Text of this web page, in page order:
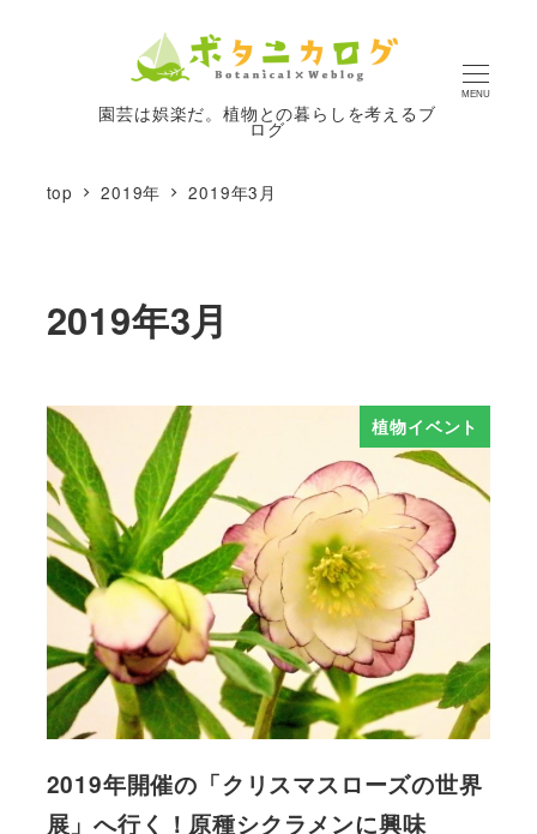
園芸は娯楽だ。植物との暮らしを考えるブ
ログ
MENU
top 2019年 2019年3月
2019年3月
植物イベント
2019年開催の「クリスマスローズの世界
展」へ行く！原種シクラメンに興味